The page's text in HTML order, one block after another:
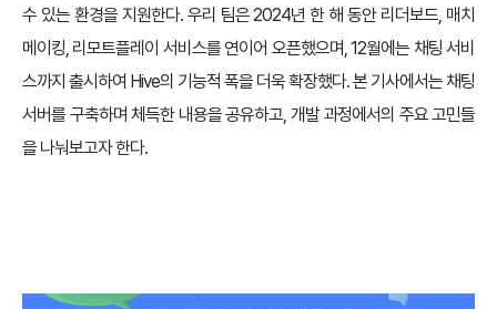
수 있는 환경을 지원한다. 우리 팀은 2024년 한 해 동안 리더보드, 매치
메이킹, 리모트플레이 서비스를 연이어 오픈했으며, 12월에는 채팅 서비
스까지 출시하여 Hive의 기능적 폭을 더욱 확장했다. 본 기사에서는 채팅
서버를 구축하며 체득한 내용을 공유하고, 개발 과정에서의 주요 고민들
을 나눠보고자 한다.